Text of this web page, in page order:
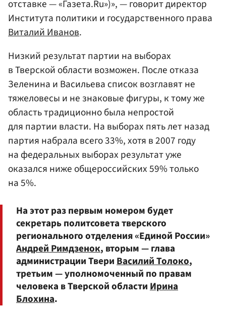
отставке — «Газета.Ru»)», — говорит директор
Института политики и государственного права
Виталий Иванов.
Низкий результат партии на выборах
в Тверской области возможен. После отказа
Зеленина и Васильева список возглавят не
тяжеловесы и не знаковые фигуры, к тому же
область традиционно была непростой
для партии власти. На выборах пять лет назад
партия набрала всего 33%, хотя в 2007 году
на федеральных выборах результат уже
оказался ниже общероссийских 59% только
на 5%.
На этот раз первым номером будет
секретарь политсовета тверского
регионального отделения «Единой России»
Андрей Римдзенок, вторым — глава
администрации ТвериВасилий Толоко,
третьим — уполномоченный по правам
человека в Тверской областиИрина
Блохина.